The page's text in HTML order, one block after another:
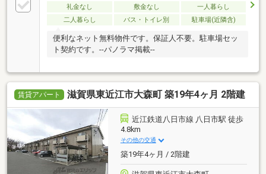
礼金なし 敷金なし
一人暮らし
二人暮らし
バス・トイレ別 駐車場(近隣含)
便利なネット無料物件です。保証人不要。駐車場セッ
ト契約です。--パノラマ掲載--
賃貸アパート 滋賀県東近江市大森町 築19年4ヶ月 2階建
近江鉄道八日市線 八日市駅 徒歩
4.8km
その他の交通
築19年4ヶ月 / 2階建